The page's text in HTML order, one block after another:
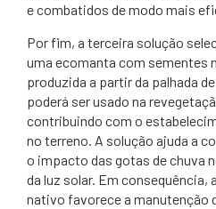
e combatidos de modo mais
Por fim, a terceira solução
uma ecomanta com sementes
produzida a partir da palhada
poderá ser usado na
contribuindo com o
no terreno. A solução ajuda a
o impacto das gotas de chuva
da luz solar. Em consequência,
nativo favorece a manutenção